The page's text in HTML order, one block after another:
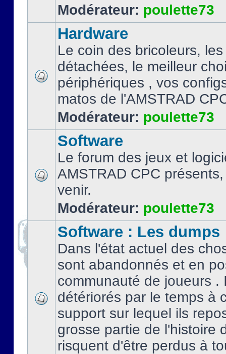
Modérateur: poulette73
Hardware
Le coin des bricoleurs,
détachées, le meilleur
périphériques , vos
matos de l'AMSTRAD
Modérateur: poulette73
Software
Le forum des jeux et
AMSTRAD CPC
venir.
Modérateur: poulette73
Software : Les dumps
Dans l'état actuel des
sont abandonnés et en
communauté de joueurs .
détériorés par le temps à
support sur lequel ils
grosse partie de l'histoire
risquent d'être perdus à